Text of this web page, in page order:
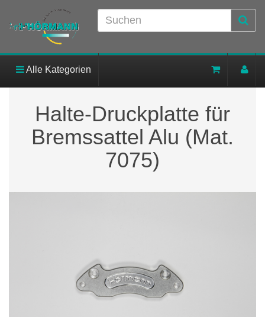
Alle Kategorien
Halte-Druckplatte für
Bremssattel Alu (Mat.
7075)